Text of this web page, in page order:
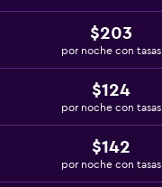
$203
por noche con tasas
$124
por noche con tasas
$142
por noche con tasas